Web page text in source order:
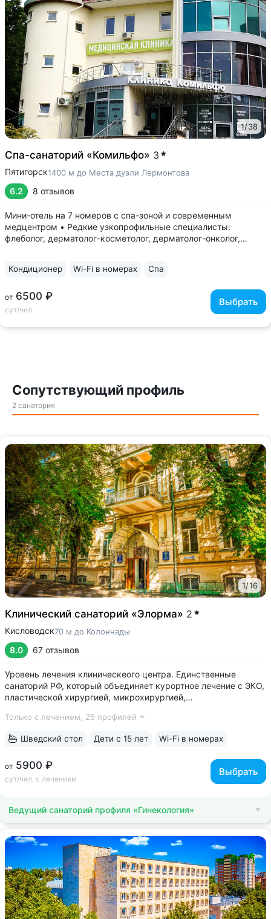
1/38
Спа-санаторий «Комильфо» 3
Пятигорск1400 м до Места дуэли Лермонтова
6.2 8 отзывов
Мини-отель на 7 номеров с спа-зоной и современным
медцентром • Редкие узкопрофильные специалисты:
флеболог, дерматолог-косметолог, дерматолог-онколог,
консультация нутрициолога...
от 6500 ₽
сут/чел
Выбрать
Кондиционер Wi-Fi в номерах Спа
Сопутствующий профиль
2 санатория
1/16
Клинический санаторий «Элорма» 2
Кисловодск70 м до Колоннады
8.0 67 отзывов
Уровень лечения клиническеого центра. Единственные
санаторий РФ, который объединяет курортное лечение с ЭКО,
пластической хирургией, микрохирургией,
• Красивое историческое здание в 100 м от Нарзанной
Только с лечением, 25 профилей
от 5900 ₽
сут/чел, с лечением
Выбрать
Шведский стол Дети с 15 лет Wi-Fi в номерах
Ведущий санаторий профиля «Гинекология»